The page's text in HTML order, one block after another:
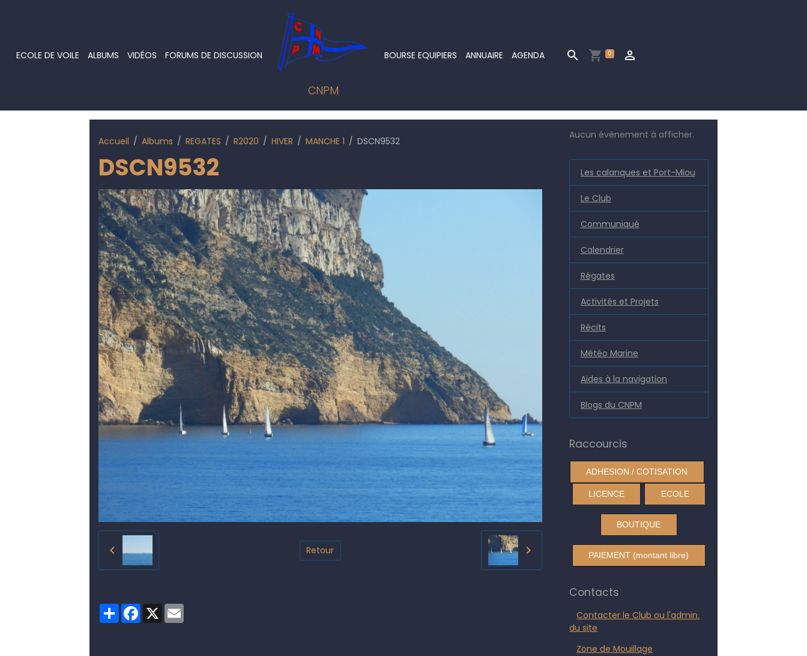
ECOLE DE VOILE ALBUMS VIDÉOS FORUMS DE DISCUSSION
CNPM
BOURSE EQUIPIERS ANNUAIRE AGENDA 0
Accueil Albums REGATES R2020 HIVER MANCHE 1 DSCN9532
DSCN9532
Retour
PartagerFacebook
X
Aucun évènement à afficher.
Les calanques et Port-Miou
Le Club
Communiqué
Calendrier
Régates
Activités et Projets
Récits
Météo Marine
Aides à la navigation
Blogs du CNPM
Raccourcis
ADHESION / COTISATION
LICENCE ECOLE
BOUTIQUE
PAIEMENT (montant libre)
Contacts
Contacter le Club ou l'admin.
du site
Zone de Mouillage